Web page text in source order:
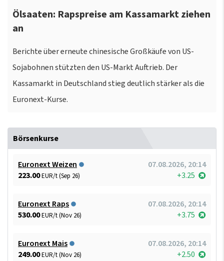
Ölsaaten: Rapspreise am Kassamarkt ziehen
an
Berichte über erneute chinesische Großkäufe von US-
Sojabohnen stützten den US-Markt Auftrieb. Der
Kassamarkt in Deutschland stieg deutlich stärker als die
Euronext-Kurse.
Börsenkurse
Euronext Weizen
07.08.2026, 20:14
223.00EUR/t (Sep 26) +3.25
Euronext Raps
07.08.2026, 20:14
530.00EUR/t (Nov 26) +3.75
Euronext Mais
07.08.2026, 20:14
249.00EUR/t (Nov 26) +2.50